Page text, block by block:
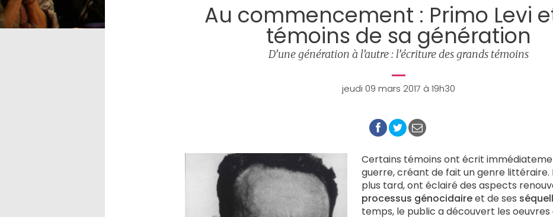
Au commencement : Primo Levi
témoins de sa génération
D’une génération à l’autre : l’écriture des grands témoins
jeudi 09 mars 2017 à 19h30
Certains témoins ont écrit
guerre, créant de fait un genre littéraire.
plus tard, ont éclairé des aspects
processus génocidaireet de ses
temps, le public a découvert les oeuvres